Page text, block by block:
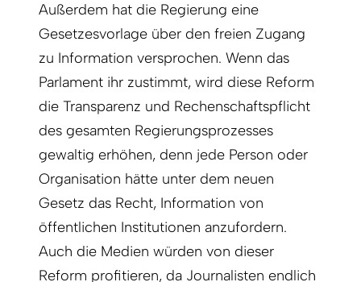
Außerdem hat die Regierung eine
Gesetzesvorlage über den freien Zugang
zu Information versprochen. Wenn das
Parlament ihr zustimmt, wird diese Reform
die Transparenz und Rechenschaftspflicht
des gesamten Regierungsprozesses
gewaltig erhöhen, denn jede Person oder
Organisation hätte unter dem neuen
Gesetz das Recht, Information von
öffentlichen Institutionen anzufordern.
Auch die Medien würden von dieser
Reform profitieren, da Journalisten endlich